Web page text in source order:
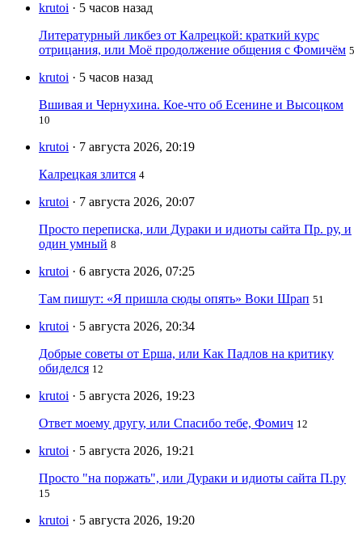
krutoi · 5 часов назад
Литературный ликбез от Калрецкой: краткий курс
отрицания, или Моё продолжение общения с Фомичём 5
krutoi · 5 часов назад
Вшивая и Чернухина. Кое-что об Есенине и Высоцком
10
krutoi · 7 августа 2026, 20:19
Калрецкая злится 4
krutoi · 7 августа 2026, 20:07
Просто переписка, или Дураки и идиоты сайта Пр. ру, и
один умный 8
krutoi · 6 августа 2026, 07:25
Там пишут: «Я пришла сюды опять» Воки Шрап 51
krutoi · 5 августа 2026, 20:34
Добрые советы от Ерша, или Как Падлов на критику
обиделся 12
krutoi · 5 августа 2026, 19:23
Ответ моему другу, или Спасибо тебе, Фомич 12
krutoi · 5 августа 2026, 19:21
Просто "на поржать", или Дураки и идиоты сайта П.ру
15
krutoi · 5 августа 2026, 19:20